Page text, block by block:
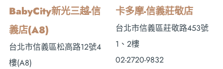
BabyCity新光三越-信
義店(A8)
台北市信義區松高路12號4
樓(A8)
卡多摩-信義莊敬店
台北市信義區莊敬路453號
1、2樓
02-2720-9832